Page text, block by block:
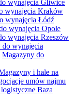
wynajęcia Gliwice
wynajęcia Kraków
wynajęcia Łódź
wynajęcia Opole
wynajęcia Rzeszów
wynajęcia
Magazyny do
i hale na
umów najmu
Baza